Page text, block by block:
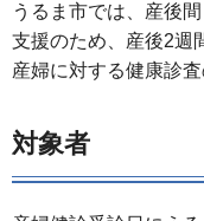
うるま市では、産後
支援のため、産後2週
産婦に対する健康診
対象者